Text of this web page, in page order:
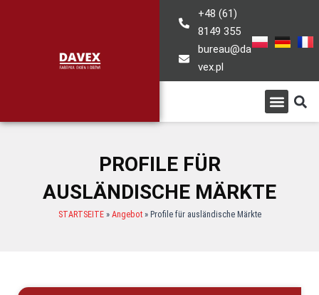
+48 (61)
8149 355
bureau@da
vex.pl
Menü
PROFILE FÜR
AUSLÄNDISCHE MÄRKTE
STARTSEITE» Angebot» Profile für ausländische Märkte